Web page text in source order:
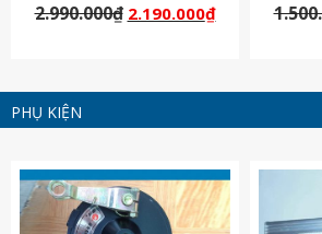
2.990.000₫ 2.190.000₫
PHỤ KIỆN